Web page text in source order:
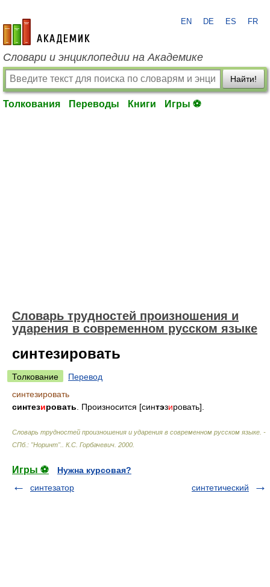
academic.ru
EN DE ES FR
Словари и энциклопедии на Академике
Найти!
Толкования Переводы Книги Игры ⚽
Словарь трудностей произношения и
ударения в современном русском языке
синтезировать
Толкование
Перевод
синтезировать
синтезировать . Произносится [синтэзировать].
Словарь трудностей произношения и ударения в современном русском языке. -
СПб.: "Норинт".
К.С. Горбачевич 2000
Игры ⚽
Нужна курсовая?
синтезатор
синтетический